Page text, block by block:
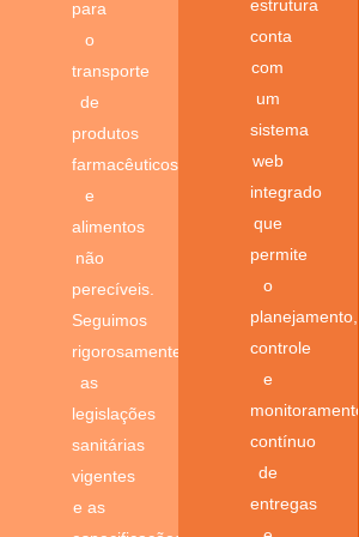
para
o
transporte
de
produtos
farmacêuticos
e
alimentos
não
perecíveis.
Seguimos
rigorosamente
as
legislações
sanitárias
vigentes
e as
estrutura
conta
com
um
sistema
web
integrado
que
permite
o
planejamento,
controle
e
monitoramento
contínuo
de
entregas